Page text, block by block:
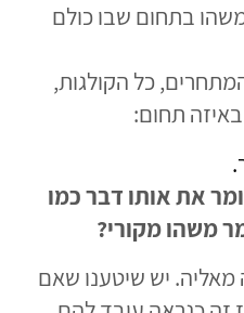
בתחום שבו כולם
כל הקולגות,
תחום:
את אותו דבר כמו
משהו מקורי?
יש שיטענו שאם